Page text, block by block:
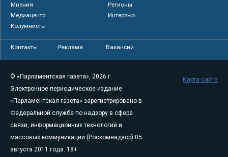
Мнения
Регионы
Медиацентр
Интервью
Колумнисты
Контакты Реклама Вакансии
© «Парламентская газета», 2026 г.
Электронное периодическое издание
«Парламентская газета» зарегистрировано в
Федеральной службе по надзору в сфере
связи, информационных технологий и
массовых коммуникаций (Роскомнадзор) 05
августа 2011 года. 18+
Карта сайта